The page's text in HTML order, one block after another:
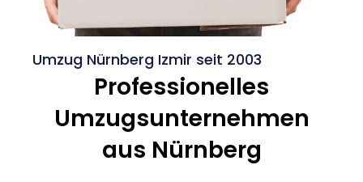
Umzug Nürnberg Izmir seit 2003
Professionelles
Umzugsunternehmen
aus Nürnberg